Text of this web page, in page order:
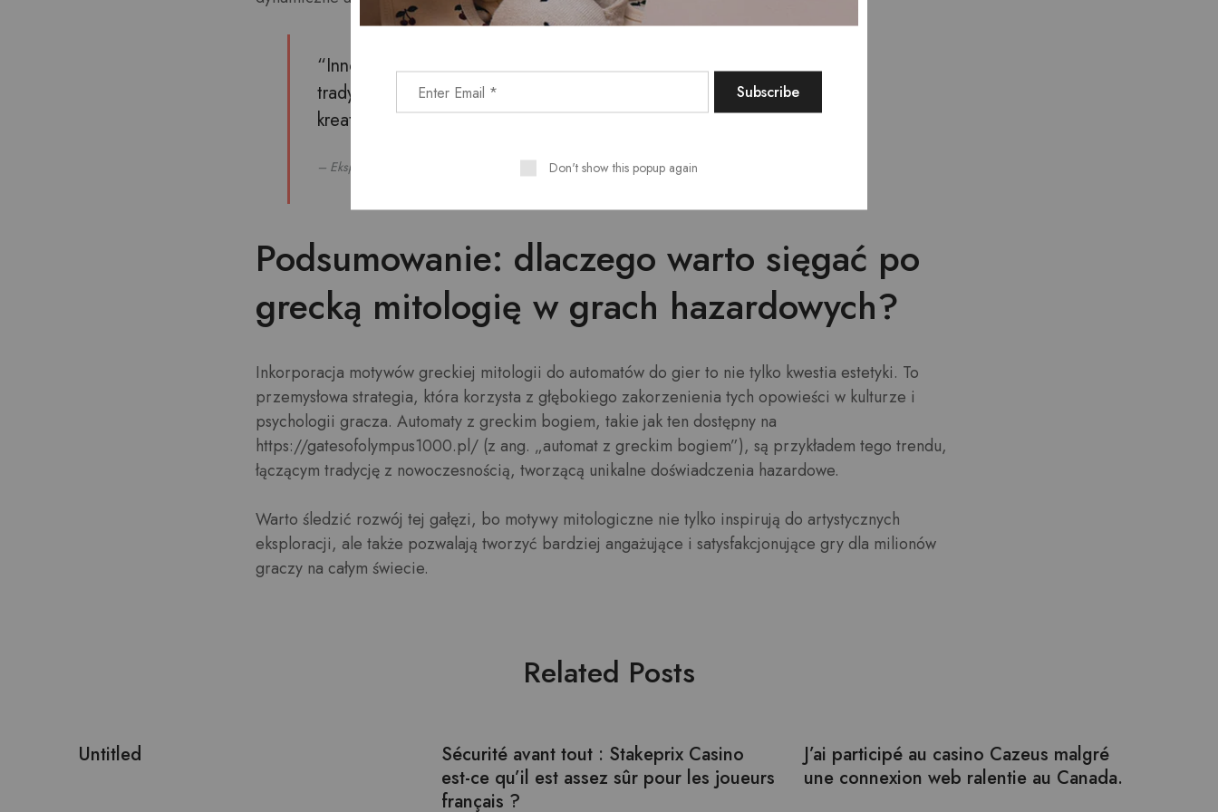
“Innowacje technologiczne w branży kasynowej przełamują granice
tradycyjnych formatów, a motywy mitologiczne stanowią naturalny,
kreatywny kontekst dla tych rozwiązań.”
– Ekspert branżowy ds. rozrywki cyfrowej
Podsumowanie: dlaczego warto sięgać po
grecką mitologię w grach hazardowych?
Inkorporacja motywów greckiej mitologii do automatów do gier to nie tylko kwestia estetyki. To
przemysłowa strategia, która korzysta z głębokiego zakorzenienia tych opowieści w kulturze i
psychologii gracza. Automaty z greckim bogiem, takie jak ten dostępny na
https://gatesofolympus1000.pl/ (z ang. „automat z greckim bogiem”), są przykładem tego trendu,
łączącym tradycję z nowoczesnością, tworzącą unikalne doświadczenia hazardowe.
Warto śledzić rozwój tej gałęzi, bo motywy mitologiczne nie tylko inspirują do artystycznych
eksploracji, ale także pozwalają tworzyć bardziej angażujące i satysfakcjonujące gry dla milionów
graczy na całym świecie.
Related Posts
Untitled
Sécurité avant tout : Stakeprix Casino
est-ce qu’il est assez sûr pour les joueurs
français ?
J’ai participé au casino Cazeus malgré
une connexion web ralentie au Canada.
Don't show this popup again